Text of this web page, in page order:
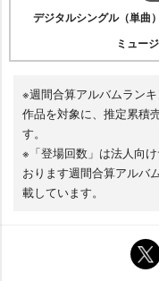
デジタルシングル（単曲）
ミュー
※週間合算アルバムラン
作品を対象に、推定累積
す。
※「登場回数」は法人向け
おります週間合算アルバ
載しています。